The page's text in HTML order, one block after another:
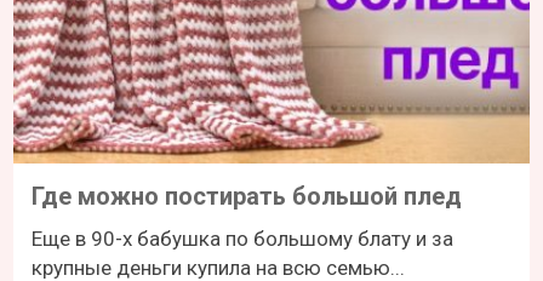
Где можно постирать большой плед
Еще в 90-х бабушка по большому блату и за
крупные деньги купила на всю семью...